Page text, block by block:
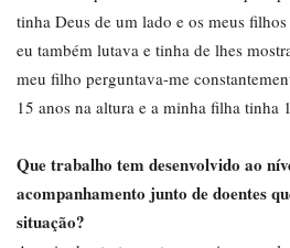
tinha Deus de um lado e os meus
eu também lutava e tinha de lhes
meu filho perguntava-me
15 anos na altura e a minha filha tinha
Que trabalho tem desenvolvido ao
acompanhamento junto de doentes
situação?